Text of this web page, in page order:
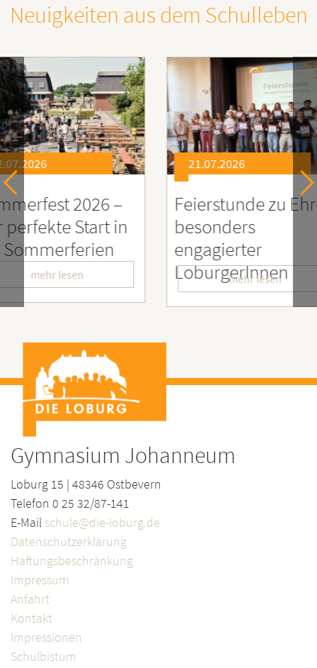
Neuigkeiten aus dem Schulleben
–
in
21.07.2026
Feierstunde zu Ehren
besonders
engagierter
LoburgerInnen
mehr lesen
–
Gymnasium Johanneum
Loburg 15 | 48346 Ostbevern
Telefon 0 25 32/87-141
E-Mail schule@die-loburg.de
Datenschutzerklärung
Haftungsbeschränkung
Impressum
Anfahrt
Kontakt
Impressionen
Schulbistum